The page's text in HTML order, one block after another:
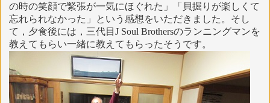
の時の笑顔で緊張が一気にほぐれた」「貝掘りが楽しくて
忘れられなかった」という感想をいただきました。そし
て，夕食後には，三代目J Soul Brothersのランニングマンを
教えてもらい一緒に教えてもらったそうです。